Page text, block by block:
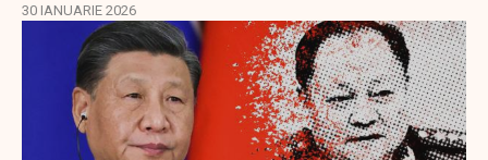
30 IANUARIE 2026